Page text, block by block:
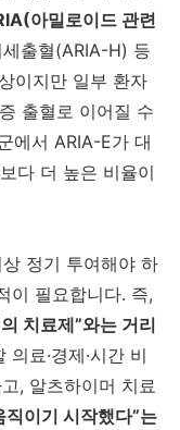
아밀로이드 관련
출혈(ARIA-H) 등
이지만 일부 환자
출혈로 이어질 수
에서 ARIA-E가 대
다 더 높은 비율이
정기 투여해야 하
이 필요합니다. 즉,
치료제”와는 거리
료·경제·시간 비
, 알츠하이머 치료
이기 시작했다”는